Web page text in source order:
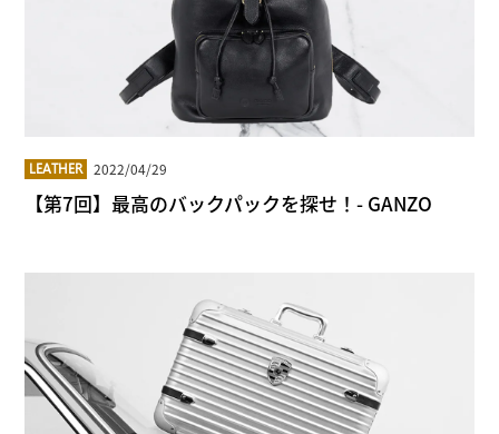
LEATHER 2022/04/29
【第7回】最高のバックパックを探せ！- GANZO